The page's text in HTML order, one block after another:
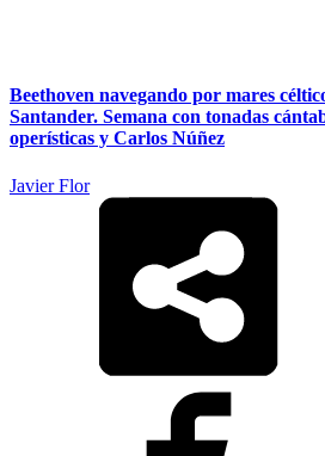
Beethoven navegando por mares
Santander. Semana con tonadas
operísticas y Carlos Núñez
Javier Flor